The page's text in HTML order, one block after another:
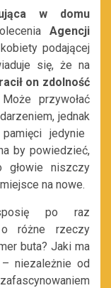
w domu
Agencji
podającej
się, że na
on zdolność
Może przywołać
jednak
jedynie
by powiedzieć,
głowie niszczy
na nowe.
po raz
różne rzeczy
buta? Jaki ma
niezależnie od